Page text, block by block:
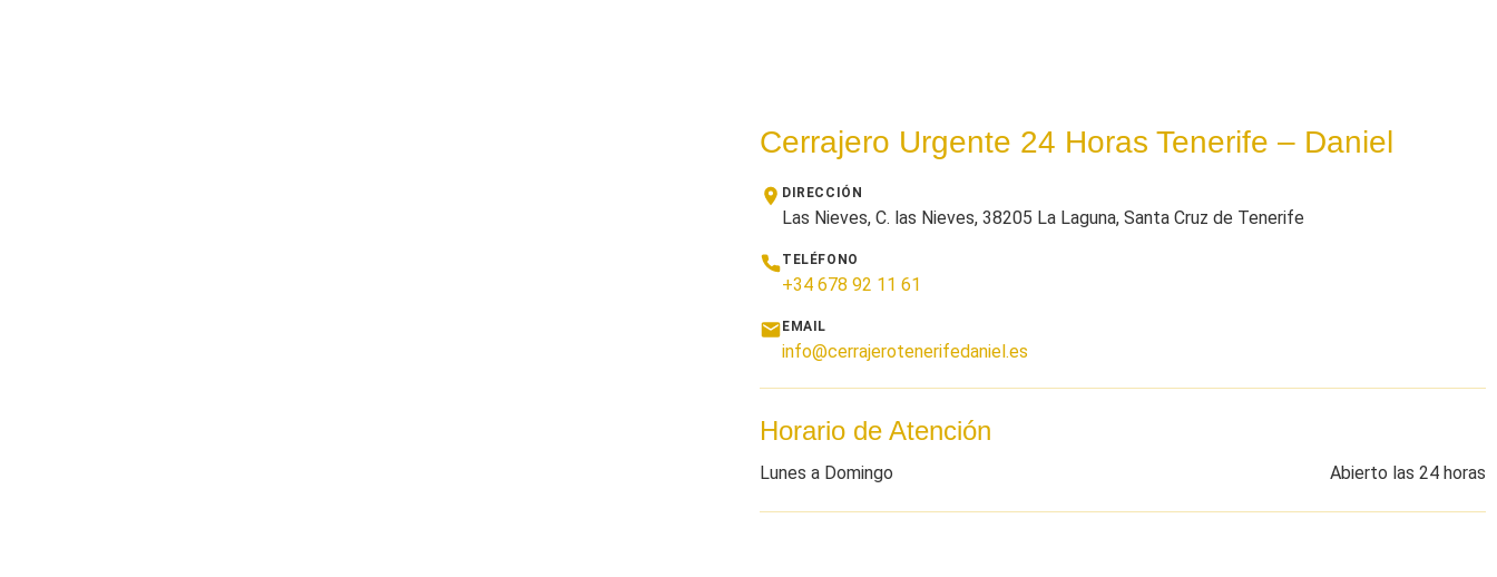
Cerrajero Urgente 24 Horas Tenerife – Daniel
DIRECCIÓN
Las Nieves, C. las Nieves, 38205 La Laguna, Santa Cruz de Tenerife
TELÉFONO
+34 678 92 11 61
EMAIL
info@cerrajerotenerifedaniel.es
Horario de Atención
Lunes a Domingo Abierto las 24 horas